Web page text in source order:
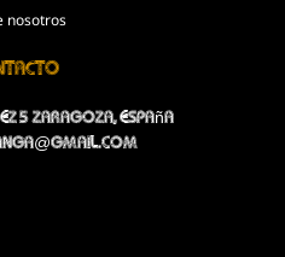
nosotros
5 Zaragoza, España